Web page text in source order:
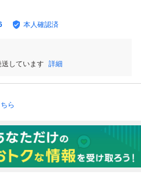
本人確認済
しています 詳細
ら